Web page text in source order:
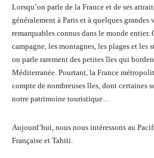
Lorsqu’on parle de la France et de ses
généralement à Paris et à quelques
remarquables connus dans le monde entier.
campagne, les montagnes, les plages et les
on parle rarement des petites îles qui
Méditerranée. Pourtant, la France
compte de nombreuses îles, dont certaines
notre patrimoine touristique…
Aujourd’hui, nous nous intéressons au
Française et Tahiti.